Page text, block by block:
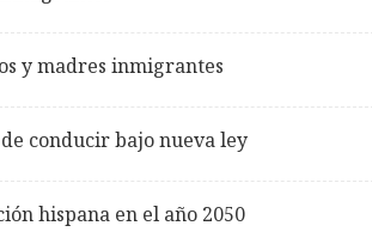
y madres inmigrantes
conducir bajo nueva ley
hispana en el año 2050